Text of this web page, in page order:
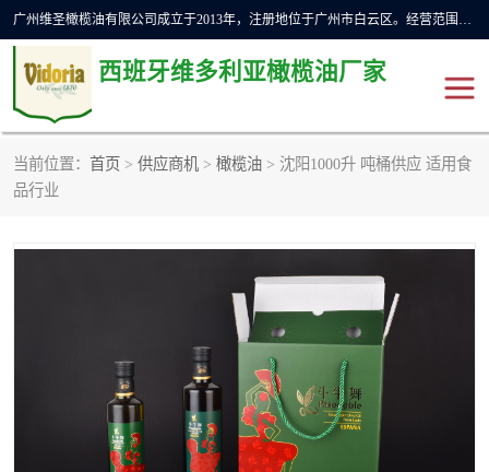
广州维圣橄榄油有限公司成立于2013年，注册地位于广州市白云区。经营范围包括饲料原料销售;畜牧渔业饲料销售;化妆品批发;贸易经纪;食品进出口等，主要产品有：橄榄果渣油，橄榄油，纯橄榄油等。
西班牙维多利亚橄榄油厂家
当前位置： 首页 > 供应商机 > 橄榄油 > 沈阳1000升 吨桶供应 适用食
品行业
橄榄油